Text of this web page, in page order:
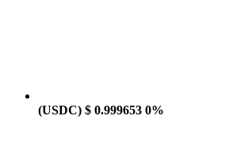
(USDC) $ 0.999653 0%